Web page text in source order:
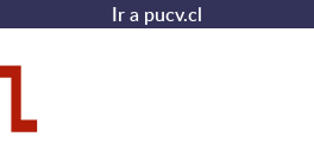
Ir a pucv.cl